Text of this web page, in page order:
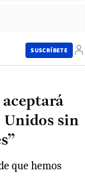
SUSCRÍBETE
Unidos sin
que hemos